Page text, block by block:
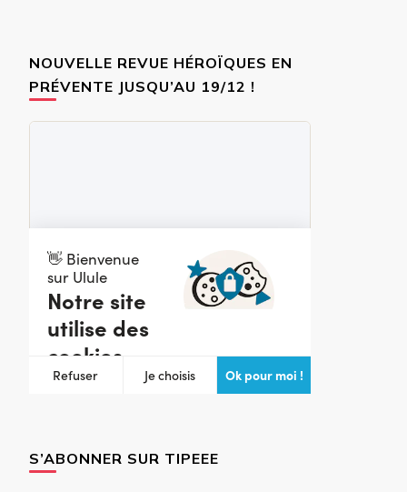
NOUVELLE REVUE HÉROÏQUES EN
PRÉVENTE JUSQU’AU 19/12 !
S’ABONNER SUR TIPEEE